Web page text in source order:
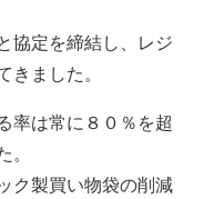
協定を締結し、レジ
きました。
率は常に８０％を超
。
ク製買い物袋の削減